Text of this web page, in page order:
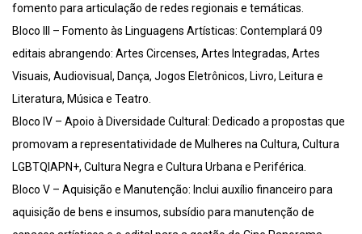
fomento para articulação de redes regionais e temáticas.
Bloco III – Fomento às Linguagens Artísticas: Contemplará 09
editais abrangendo: Artes Circenses, Artes Integradas, Artes
Visuais, Audiovisual, Dança, Jogos Eletrônicos, Livro, Leitura e
Literatura, Música e Teatro.
Bloco IV – Apoio à Diversidade Cultural: Dedicado a propostas que
promovam a representatividade de Mulheres na Cultura, Cultura
LGBTQIAPN+, Cultura Negra e Cultura Urbana e Periférica.
Bloco V – Aquisição e Manutenção: Inclui auxílio financeiro para
aquisição de bens e insumos, subsídio para manutenção de